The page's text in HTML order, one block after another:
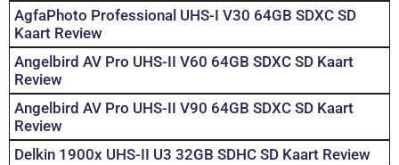
AgfaPhoto Professional UHS-I V30 64GB SDXC SD
Kaart Review
Angelbird AV Pro UHS-II V60 64GB SDXC SD Kaart
Review
Angelbird AV Pro UHS-II V90 64GB SDXC SD Kaart
Review
Delkin 1900x UHS-II U3 32GB SDHC SD Kaart Review